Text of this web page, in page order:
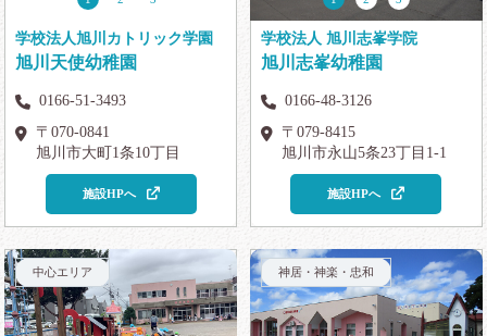
学校法人旭川カトリック学園
旭川天使幼稚園
0166-51-3493
〒070-0841
旭川市大町1条10丁目
施設HPへ
学校法人 旭川志峯学院
旭川志峯幼稚園
0166-48-3126
〒079-8415
旭川市永山5条23丁目1-1
施設HPへ
中心エリア 神居・神楽・忠和